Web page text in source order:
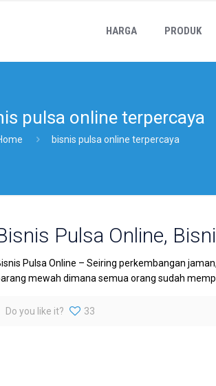
HARGA PRODUK
pulsa online terpercaya
bisnis pulsa online terpercaya
Pulsa Online,
Pulsa Online – Seiring perkembangan
mewah dimana semua orang sudah
Do you like it? 33